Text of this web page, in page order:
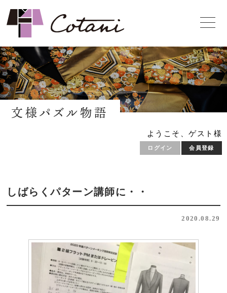
文様パズル物語
ようこそ、ゲスト様
ログイン 会員登録
しばらくパターン講師に・・
2020.08.29